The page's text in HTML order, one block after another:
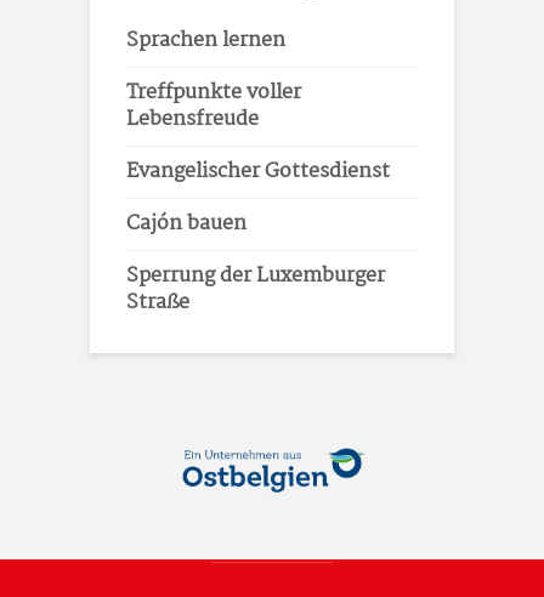
Sprachen lernen
Treffpunkte voller
Lebensfreude
Evangelischer Gottesdienst
Cajón bauen
Sperrung der Luxemburger
Straße